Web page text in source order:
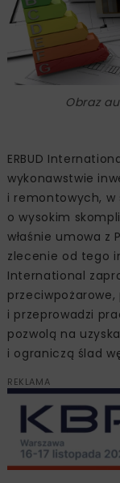
Obraz
ERBUD
wykonawstwie
i remontowych, w
o wysokim
właśnie umowa z
zlecenie od tego
International
przeciwpożarowe,
i przeprowadzi
pozwolą na
i ograniczą ślad
REKLAMA